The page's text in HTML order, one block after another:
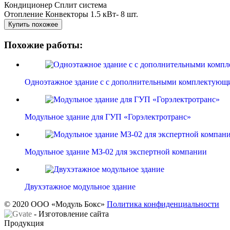
Кондиционер Сплит система
Отопление Конвекторы 1.5 кВт- 8 шт.
Купить похожее
Похожие работы:
Одноэтажное здание с с дополнительными
Модульное здание для ГУП «Горэлектротранс»
Модульное здание МЗ-02 для экспертной компании
Двухэтажное модульное здание
© 2020 ООО «Модуль Бокс» Политика конфиденциальности
- Изготовление сайта
Продукция